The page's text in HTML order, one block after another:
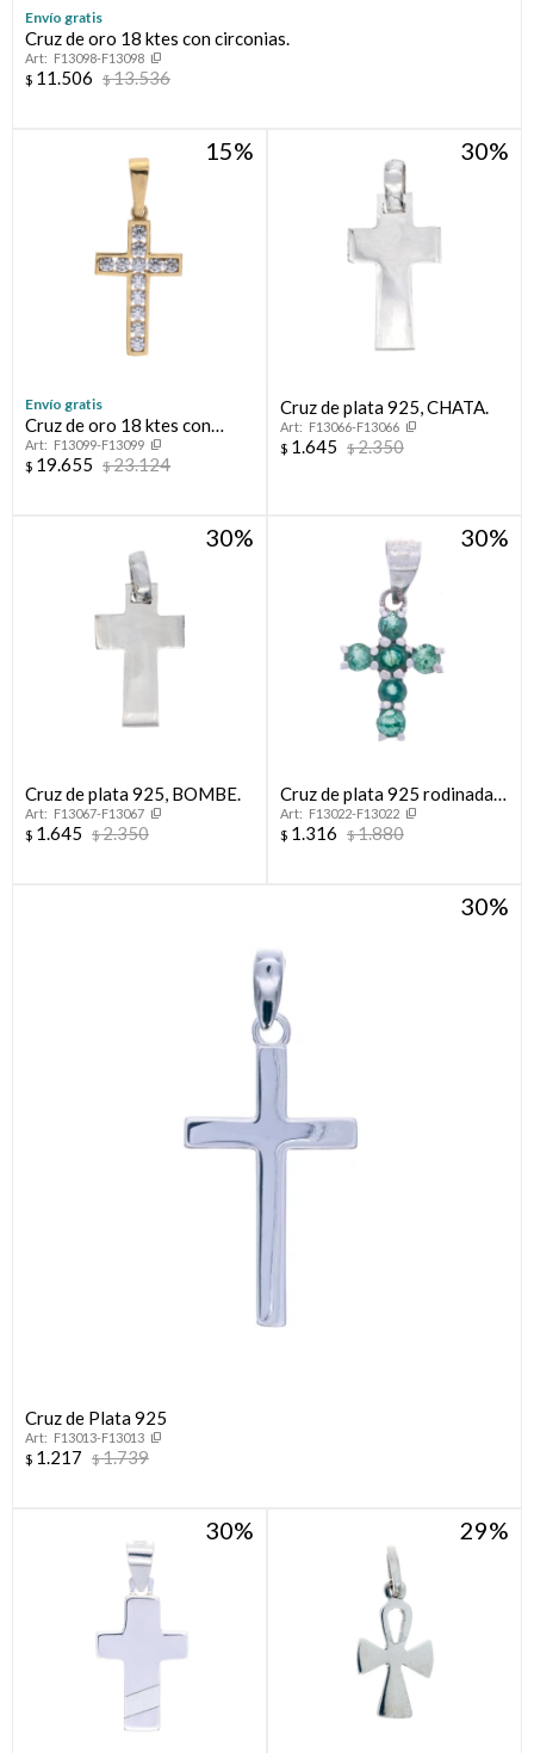
Envío gratis
Cruz de oro 18 ktes con circonias.
F13098-F13098
$ 11.506 $13.536
15
Envío gratis
Cruz de oro 18 ktes con
circonias.
F13099-F13099
$ 19.655 $23.124
30
Cruz de plata 925, CHATA.
F13066-F13066
$ 1.645 $2.350
30
Cruz de plata 925, BOMBE.
F13067-F13067
$ 1.645 $2.350
30
Cruz de plata 925 rodinada
con esmeralda
F13022-F13022
$ 1.316 $1.880
30
Cruz de Plata 925
F13013-F13013
$ 1.217 $1.739
30 29
Compromiso